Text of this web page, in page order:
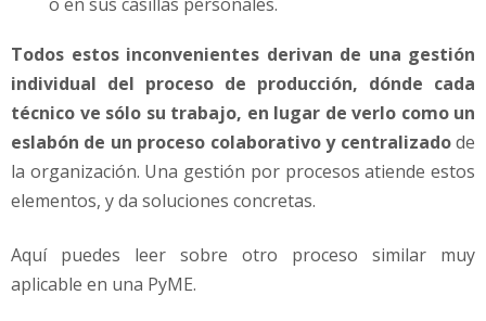
Todos estos inconvenientes derivan de una gestión
individual del proceso de producción, dónde cada
técnico ve sólo su trabajo, en lugar de verlo como un
eslabón de un proceso colaborativo y centralizadode
la organización. Una gestión por procesos atiende estos
elementos, y da soluciones concretas.
Aquí puedes leer sobre otro proceso similar muy
aplicable en una PyME.